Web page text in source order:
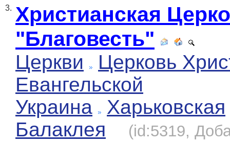
3. Христианская
"Благовесть"
Церкви
Церковь
Евангельской
Украина
Харьковская
Балаклея
(id:5319,